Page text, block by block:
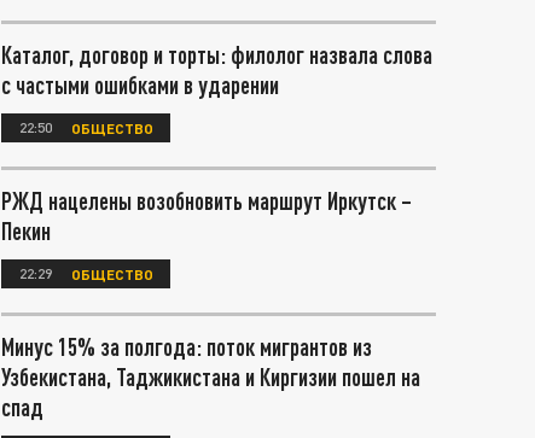
Каталог, договор и торты: филолог назвала слова
с частыми ошибками в ударении
22:50 ОБЩЕСТВО
РЖД нацелены возобновить маршрут Иркутск –
Пекин
22:29 ОБЩЕСТВО
Минус 15% за полгода: поток мигрантов из
Узбекистана, Таджикистана и Киргизии пошел на
спад